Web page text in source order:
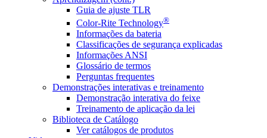
Guia de ajuste TLR
Color-Rite Technology®
Informações da bateria
Classificações de segurança explicadas
Informações ANSI
Glossário de termos
Perguntas frequentes
Demonstrações interativas e treinamento
Demonstração interativa do feixe
Treinamento de aplicação da lei
Biblioteca de Catálogo
Ver catálogos de produtos